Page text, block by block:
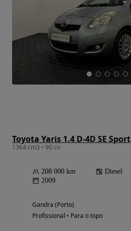
Toyota Yaris 1.4 D-4D SE Sport
1364 cm3 • 90 cv
208 000 km Diesel
2009
Gandra (Porto)
Profissional • Para o topo